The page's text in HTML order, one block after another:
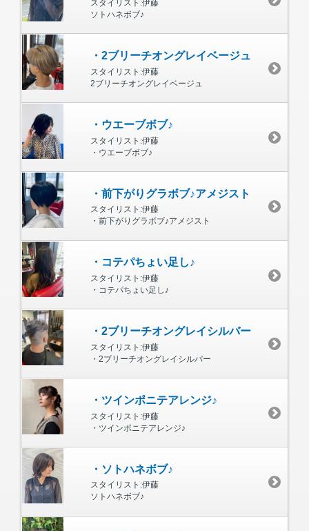
スタイリスト:伊藤
ソトハネボブ♪
・2ブリーチオングレイベージュ
スタイリスト:伊藤
2ブリーチオングレイベージュ
・ウエーブボブ♪
スタイリスト:伊藤
・ウエーブボブ♪
・前下がりグラボブ♪アメジスト
スタイリスト:伊藤
・前下がりグラボブ♪アメジスト
・コテパちょい足し♪
スタイリスト:伊藤
・コテパちょい足し♪
・2ブリーチオングレイシルバー
スタイリスト:伊藤
・2ブリーチオングレイシルバー
・ツインポニテアレンジ♪
スタイリスト:伊藤
・ツインポニテアレンジ♪
・ソトハネボブ♪
スタイリスト:伊藤
ソトハネボブ♪